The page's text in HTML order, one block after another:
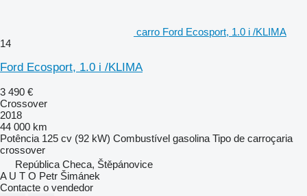
carro Ford Ecosport, 1.0 i /KLIMA
14
Ford Ecosport, 1.0 i /KLIMA
3 490 €
Crossover
2018
44 000 km
Potência 125 cv (92 kW) Combustível gasolina Tipo de carroçaria
crossover
República Checa, Štěpánovice
A U T O Petr Šimánek
Contacte o vendedor